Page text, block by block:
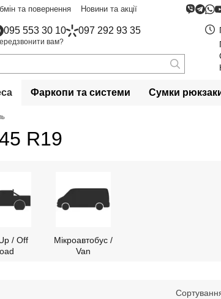
та повернення
Новини та акції
095 553 30 10 097 292 93 35
вам?
Фаркопи та системи Сумки
R19
/ Off
Мікроавтобус /
Van